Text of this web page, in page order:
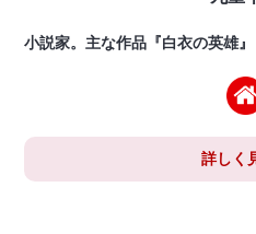
小説家。主な作品『白衣の英雄』
詳しく